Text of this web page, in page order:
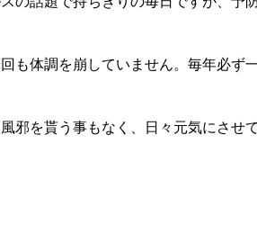
も体調を崩していません。毎年必ず
邪を貰う事もなく、日々元気にさせ